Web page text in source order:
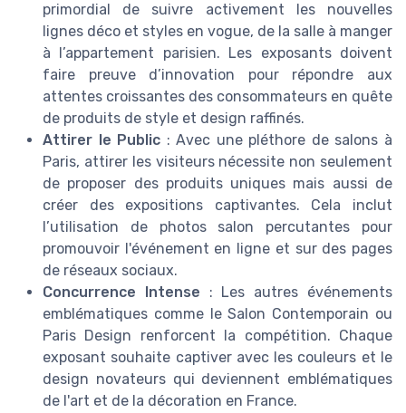
primordial de suivre activement les nouvelles
lignes déco et styles en vogue, de la salle à manger
à l’appartement parisien. Les exposants doivent
faire preuve d’innovation pour répondre aux
attentes croissantes des consommateurs en quête
de produits de style et design raffinés.
Attirer le Public : Avec une pléthore de salons à
Paris, attirer les visiteurs nécessite non seulement
de proposer des produits uniques mais aussi de
créer des expositions captivantes. Cela inclut
l’utilisation de photos salon percutantes pour
promouvoir l'événement en ligne et sur des pages
de réseaux sociaux.
Concurrence Intense : Les autres événements
emblématiques comme le Salon Contemporain ou
Paris Design renforcent la compétition. Chaque
exposant souhaite captiver avec les couleurs et le
design novateurs qui deviennent emblématiques
de l'art et de la décoration en France.